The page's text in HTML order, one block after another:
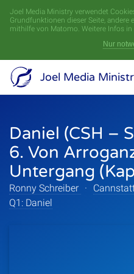
Joel Media Ministry verwendet
Grundfunktionen dieser Seite, andere
mithilfe von Matomo. Weitere Infos in
Nur
Joel Media
Daniel (CSH –
6. Von
Untergang
Ronny Schreiber ·
Q1: Daniel